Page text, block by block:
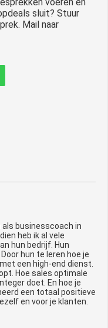
sluit? Stuur
Mail naar
businesscoach in
heb ik al vele
hun bedrijf. Hun
hun te leren hoe je
een high-end dienst.
Hoe sales optimale
doet. En hoe je
een totaal positieve
en voor je klanten.